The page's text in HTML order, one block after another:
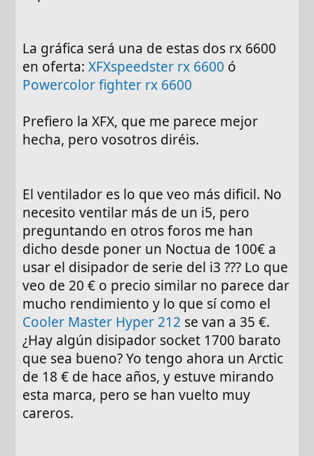
La gráfica será una de estas dos rx 6600
en oferta:XFXspeedster rx 6600 ó
Powercolor fighter rx 6600
Prefiero la XFX, que me parece mejor
hecha, pero vosotros diréis.
El ventilador es lo que veo más dificil. No
necesito ventilar más de un i5, pero
preguntando en otros foros me han
dicho desde poner un Noctua de 100€ a
usar el disipador de serie del i3 ??? Lo que
veo de 20 € o precio similar no parece dar
mucho rendimiento y lo que sí como el
Cooler Master Hyper 212 se van a 35 €.
¿Hay algún disipador socket 1700 barato
que sea bueno? Yo tengo ahora un Arctic
de 18 € de hace años, y estuve mirando
esta marca, pero se han vuelto muy
careros.